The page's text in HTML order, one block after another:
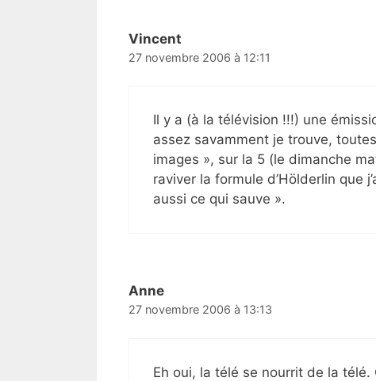
Vincent
27 novembre 2006 à 12:11
Il y a (à la télévision !!!) une
assez savamment je trouve,
images », sur la 5 (le dimanche
raviver la formule d’Hölderlin que
aussi ce qui sauve ».
Anne
27 novembre 2006 à 13:13
Eh oui, la télé se nourrit de la